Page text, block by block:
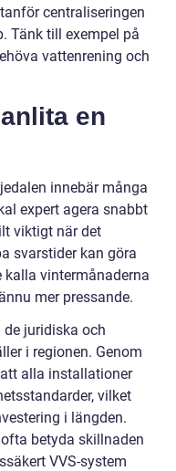
centraliseringen
Tänk till exempel på
vattenrening och
en
innebär många
expert agera snabbt
viktigt när det
svarstider kan göra
kalla vintermånaderna
mer pressande.
juridiska och
i regionen. Genom
alla installationer
vilket
i längden.
betyda skillnaden
VVS-system